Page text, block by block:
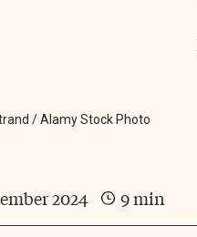
/ Alamy Stock Photo
2024 9 min